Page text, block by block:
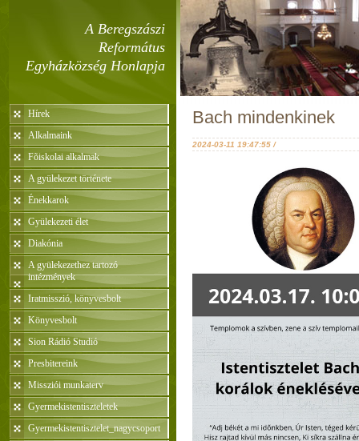
A Beregszászi
Református
Egyházközség Honlapja
Hírek
Alkalmaink
Fõiskolai alkalmak
A gyülekezet története
Énekkarok
Gyülekezeti élet
Diakónia
A gyülekezethez tartozó
intézmények
Iratmisszió, könyvesbolt
Könyvesbolt
Sion Rádió Studió
Presbitereink
Missziói munkaterv
Gyermekistentiszteletek
Gyermekistentisztelet_nagycsoport
Bach mindenkinek
2024-03-11 19:47:55 /